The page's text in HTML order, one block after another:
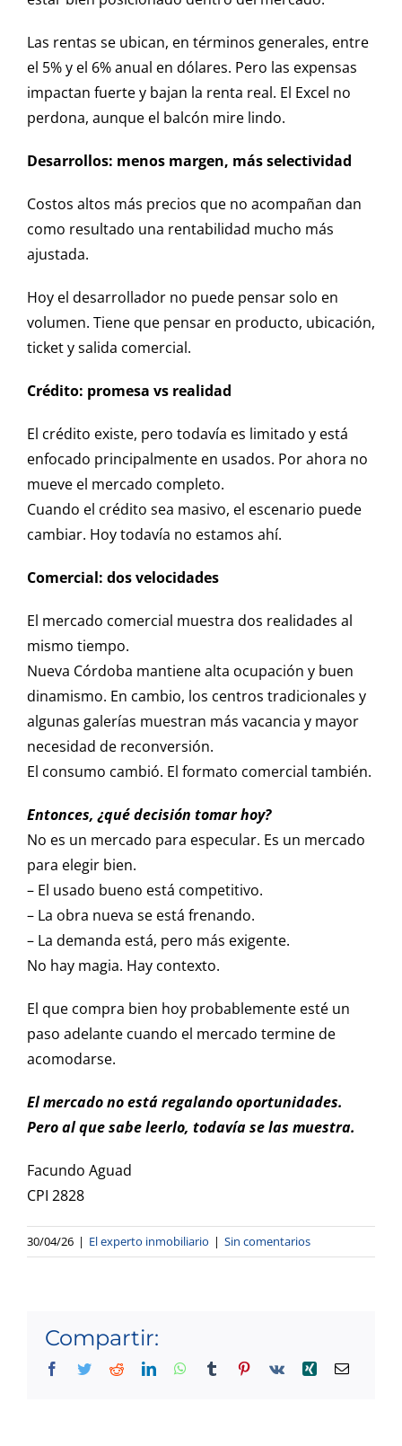
Las rentas se ubican, en términos generales, entre
el 5% y el 6% anual en dólares. Pero las expensas
impactan fuerte y bajan la renta real. El Excel no
perdona, aunque el balcón mire lindo.
Desarrollos: menos margen, más selectividad
Costos altos más precios que no acompañan dan
como resultado una rentabilidad mucho más
ajustada.
Hoy el desarrollador no puede pensar solo en
volumen. Tiene que pensar en producto, ubicación,
ticket y salida comercial.
Crédito: promesa vs realidad
El crédito existe, pero todavía es limitado y está
enfocado principalmente en usados. Por ahora no
mueve el mercado completo.
Cuando el crédito sea masivo, el escenario puede
cambiar. Hoy todavía no estamos ahí.
Comercial: dos velocidades
El mercado comercial muestra dos realidades al
mismo tiempo.
Nueva Córdoba mantiene alta ocupación y buen
dinamismo. En cambio, los centros tradicionales y
algunas galerías muestran más vacancia y mayor
necesidad de reconversión.
El consumo cambió. El formato comercial también.
Entonces, ¿qué decisión tomar hoy?
No es un mercado para especular. Es un mercado
para elegir bien.
– El usado bueno está competitivo.
– La obra nueva se está frenando.
– La demanda está, pero más exigente.
No hay magia. Hay contexto.
El que compra bien hoy probablemente esté un
paso adelante cuando el mercado termine de
acomodarse.
El mercado no está regalando oportunidades.
Pero al que sabe leerlo, todavía se las muestra.
Facundo Aguad
CPI 2828
30/04/26 | El experto inmobiliario | Sin comentarios
Compartir:
Facebook
TwitterRedditLinkedInWhatsApp
Tumblr Pinterest
Vk Xing Correo